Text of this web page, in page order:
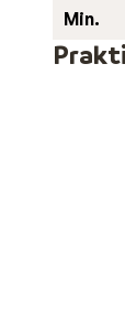
Min.